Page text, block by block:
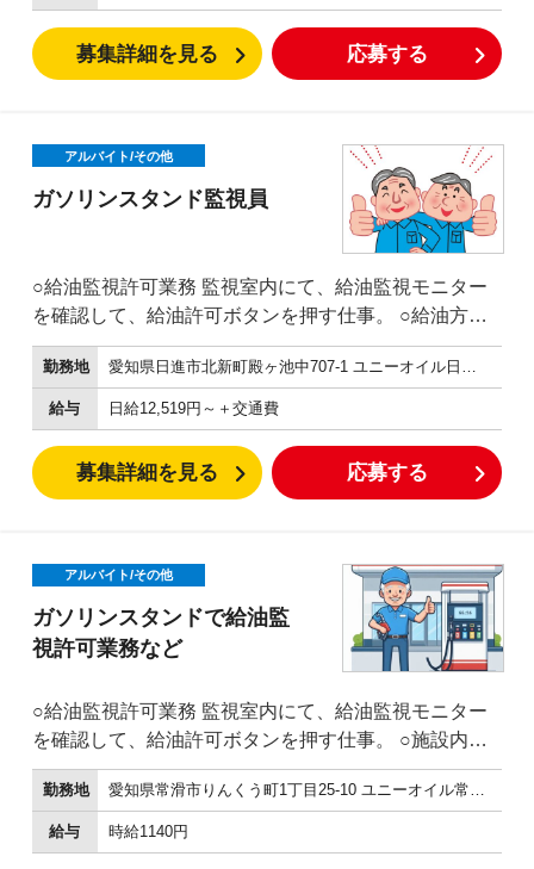
募集詳細を見る 応募する
アルバイト/その他
ガソリンスタンド監視員
○給油監視許可業務 監視室内にて、給油監視モニター
を確認して、給油許可ボタンを押す仕事。 ○給油方法
が分からない方への操作説明 ○釣銭機のお金の回収な
ど 外に設置された給油機からお金を回収する仕事で
す。 ※防犯、安全のため複数名で行います。
勤務地
給与 日給12,519円～＋交通費
募集詳細を見る 応募する
アルバイト/その他
ガソリンスタンドで給油監
視許可業務など
○給油監視許可業務 監視室内にて、給油監視モニター
を確認して、給油許可ボタンを押す仕事。 ○施設内の
簡単な清
掃
給油レーンや、スタンド
周り、洗車機などのかんたんな清掃です。 ○給油方法
勤務地 愛知県常滑市りんくう町1丁目25-10 ユニーオイル常滑りんくうSS
給与 時給1140円